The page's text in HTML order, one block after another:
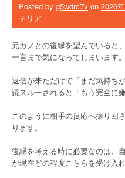
Posted by g5wdrc7v on 2026
テリア
元カノとの復縁を望んでいると
一言まで気になってしまいます。
返信が来ただけで「まだ気持ち
読スルーされると「もう完全に
このように相手の反応へ振り回
ります。
復縁を考える時に必要なのは、
が現在どの程度こちらを受け入